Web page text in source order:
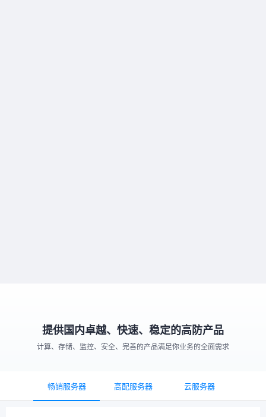
提供国内卓越、快速、稳定的高防产品
计算、存储、监控、安全、完善的产品满足你业务的全面需求
畅销服务器 高配服务器 云服务器